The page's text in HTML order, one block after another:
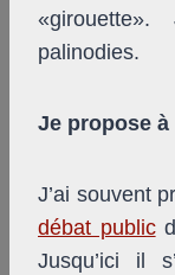
palinodies.
Je propose
J’ai souvent
débat public
Jusqu’ici il